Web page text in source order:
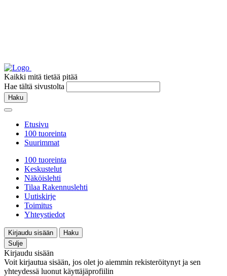
Kaikki mitä tietää pitää
Hae tältä sivustolta
Haku
Etusivu
100 tuoreinta
Suurimmat
100 tuoreinta
Keskustelut
Näköislehti
Tilaa Rakennuslehti
Uutiskirje
Toimitus
Yhteystiedot
Kirjaudu sisään
Haku
Sulje
Kirjaudu sisään
Voit kirjautua sisään, jos olet jo aiemmin rekisteröitynyt ja sen
yhteydessä luonut käyttäjäprofiilin